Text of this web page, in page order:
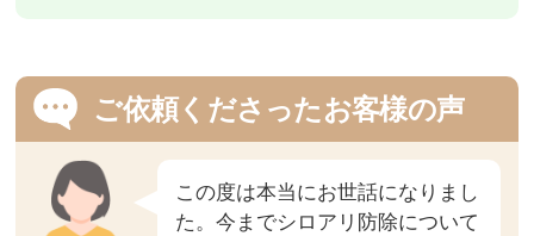
ご依頼くださったお客様の声
この度は本当にお世話になりまし
た。今までシロアリ防除について